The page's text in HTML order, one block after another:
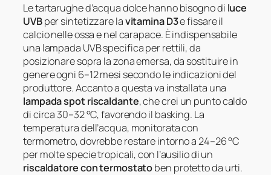
Le tartarughe d’acqua dolce hanno bisogno di luce
UVBper sintetizzare lavitamina D3e fissare il
calcio nelle ossa e nel carapace. È indispensabile
una lampada UVB specifica per rettili, da
posizionare sopra la zona emersa, da sostituire in
genere ogni 6–12 mesi secondo le indicazioni del
produttore. Accanto a questa va installata una
lampada spot riscaldante, che crei un punto caldo
di circa 30–32 °C, favorendo il basking. La
temperatura dell’acqua, monitorata con
termometro, dovrebbe restare intorno a 24–26 °C
per molte specie tropicali, con l’ausilio di un
riscaldatore con termostatoben protetto da urti.